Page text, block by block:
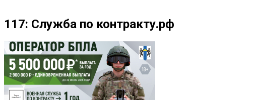
117: Служба по контракту.рф